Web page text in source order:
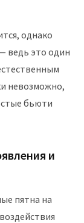
однако
ведь это один
невозможно,
бьюти
и
пятна на